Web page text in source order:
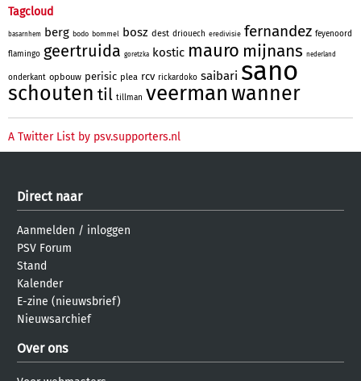
Tagcloud
basarnhem berg bodo bommel bosz dest driouech eredivisie fernandez feyenoord
flamingo geertruida goretzka kostic mauro mijnans nederland
onderkant opbouw perisic plea rcv rickardoko saibari sano
schouten til tillman veerman wanner
A Twitter List by psv.supporters.nl
Direct naar
Aanmelden / inloggen
PSV Forum
Stand
Kalender
E-zine (nieuwsbrief)
Nieuwsarchief
Over ons